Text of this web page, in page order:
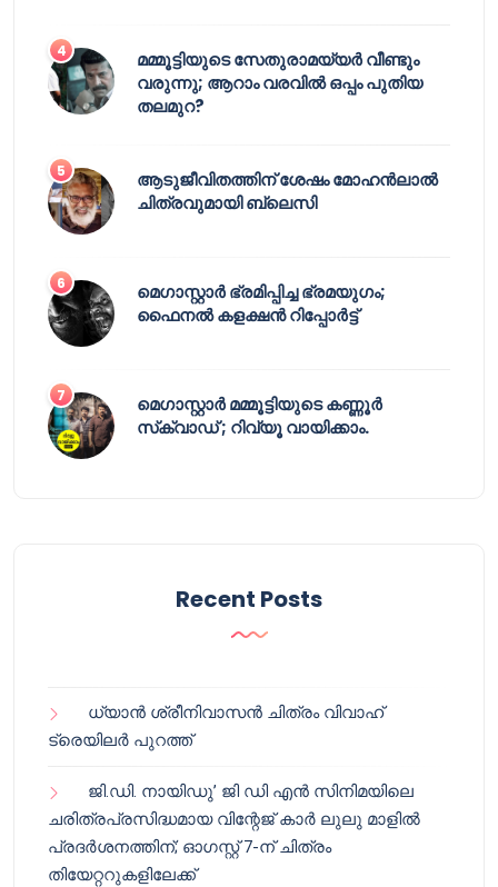
മമ്മൂട്ടിയുടെ സേതുരാമയ്യർ വീണ്ടും
വരുന്നു; ആറാം വരവിൽ ഒപ്പം പുതിയ
തലമുറ?
ആടുജീവിതത്തിന് ശേഷം മോഹൻലാൽ
ചിത്രവുമായി ബ്ലെസി
മെഗാസ്റ്റാർ ഭ്രമിപ്പിച്ച ഭ്രമയുഗം;
ഫൈനൽ കളക്ഷൻ റിപ്പോർട്ട്
മെഗാസ്റ്റാർ മമ്മൂട്ടിയുടെ കണ്ണൂർ
സ്‌ക്വാഡ് ; റിവ്യൂ വായിക്കാം.
Recent Posts
ധ്യാൻ ശ്രീനിവാസൻ ചിത്രം വിവാഹ്
ട്രെയിലർ പുറത്ത്
ജി.ഡി. നായിഡു’ ജി ഡി എൻ സിനിമയിലെ
ചരിത്രപ്രസിദ്ധമായ വിന്റേജ് കാർ ലുലു മാളിൽ
പ്രദർശനത്തിന്; ഓഗസ്റ്റ് 7-ന് ചിത്രം
തിയേറ്ററുകളിലേക്ക്